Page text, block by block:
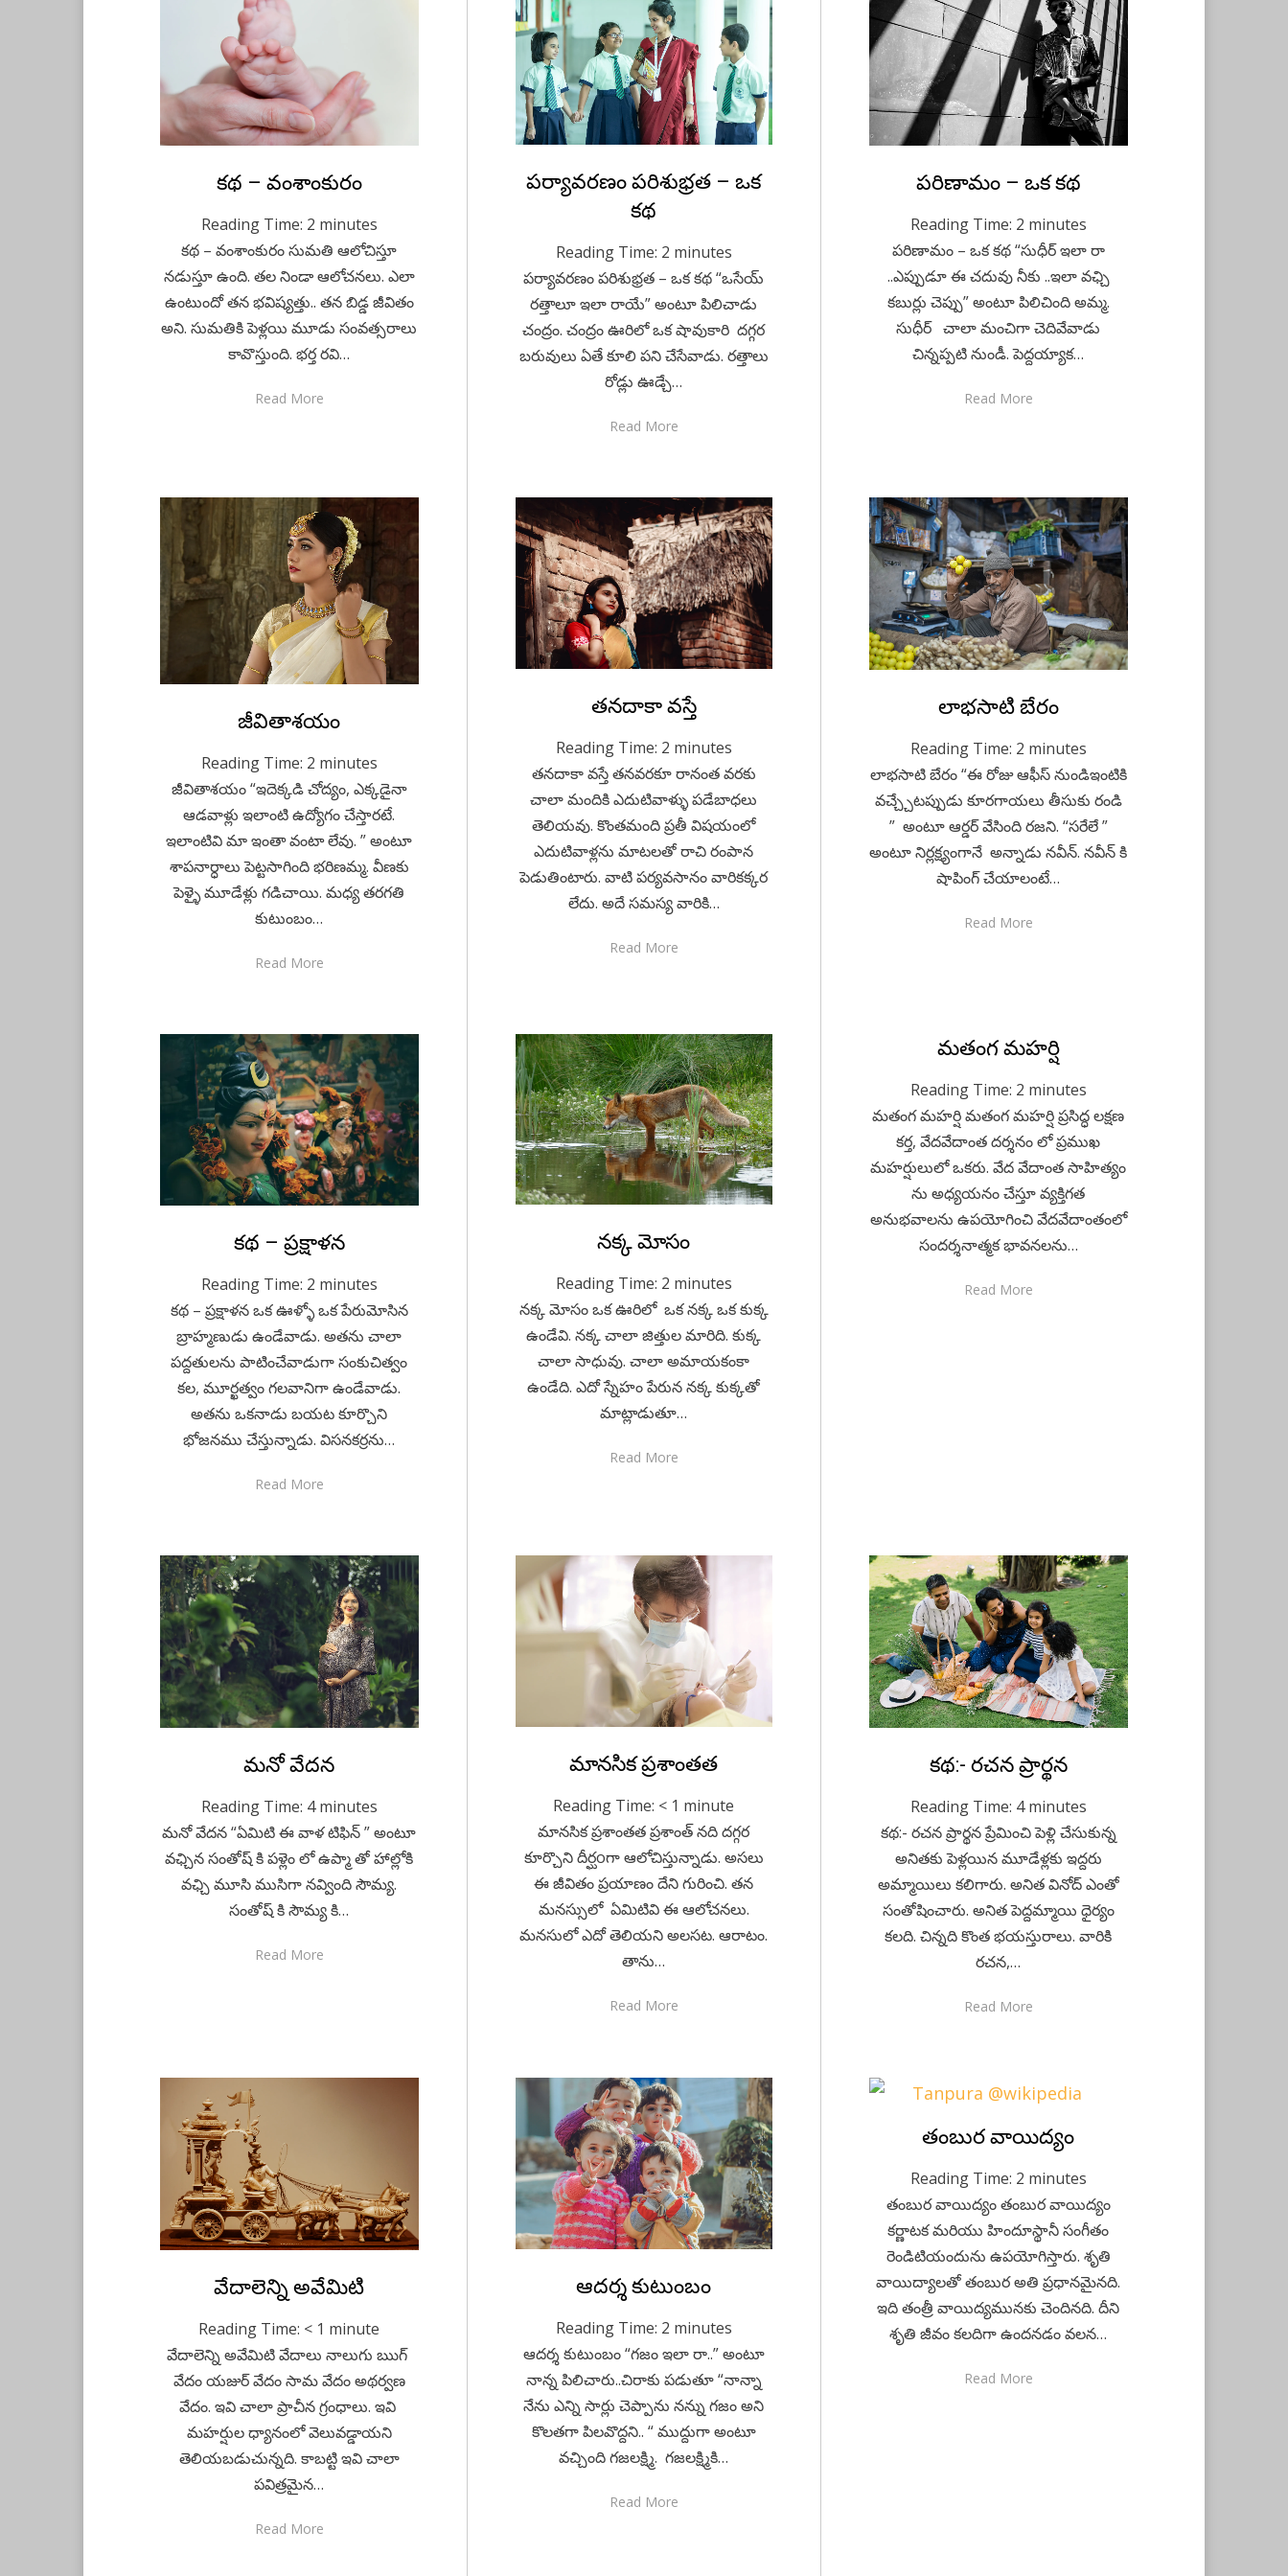
Posted
May 31, 2023
Telugu
కథ – వంశాంకురం
Reading Time: 2 minutes
కథ – వంశాంకురం సుమతి ఆలోచిస్తూ
నడుస్తూ ఉంది. తల నిండా ఆలోచనలు. ఎలా
ఉంటుందో తన భవిష్యత్తు.. తన బిడ్డ జీవితం
అని. సుమతికి పెళ్లయి మూడు సంవత్సరాలు
కావొస్తుంది. భర్త రవి…
Read More
PostedMay 24, 2023
Kids Stories
పర్యావరణం పరిశుభ్రత – ఒక
కథ
Reading Time: 2 minutes
పర్యావరణం పరిశుభ్రత – ఒక కథ “ఒసేయ్
రత్తాలూ ఇలా రాయే” అంటూ పిలిచాడు
చంద్రం. చంద్రం ఊరిలో ఒక షావుకారి దగ్గర
బరువులు ఏతే కూలి పని చేసేవాడు. రత్తాలు
రోడ్లు ఊడ్చే…
Read More
PostedMay 7, 2023
Telugu
పరిణామం – ఒక కథ
Reading Time: 2 minutes
పరిణామం – ఒక కథ “సుధీర్ ఇలా రా
..ఎప్పుడూ ఈ చదువు నీకు ..ఇలా వఛ్చి
కబుర్లు చెప్పు” అంటూ పిలిచింది అమ్మ.
సుధీర్ చాలా మంచిగా చెదివేవాడు
చిన్నప్పటి నుండీ. పెద్దయ్యాక…
Read More
Posted
April 30, 2023
Telugu
జీవితాశయం
Reading Time: 2 minutes
జీవితాశయం “ఇదెక్కడి చోద్యం, ఎక్కడైనా
ఆడవాళ్లు ఇలాంటి ఉద్యోగం చేస్తారటే.
ఇలాంటివి మా ఇంతా వంటా లేవు. ” అంటూ
శాపనార్ధాలు పెట్టసాగింది భరిణమ్మ. వీణకు
పెళ్ళై మూడేళ్లు గడిచాయి. మధ్య తరగతి
కుటుంబం…
Read More
Posted
April 17, 2023
Telugu
తనదాకా వస్తే
Reading Time: 2 minutes
తనదాకా వస్తే తనవరకూ రానంత వరకు
చాలా మందికి ఎదుటివాళ్ళు పడేబాధలు
తెలియవు. కొంతమంది ప్రతీ విషయంలో
ఎదుటివాళ్లను మాటలతో రాచి రంపాన
పెడుతింటారు. వాటి పర్యవసానం వారికక్కర
లేదు. అదే సమస్య వారికి…
Read More
Posted
April 14, 2023
Telugu
లాభసాటి బేరం
Reading Time: 2 minutes
లాభసాటి బేరం “ఈ రోజు ఆఫీస్ నుండిఇంటికి
వచ్చ్చేటప్పుడు కూరగాయలు తీసుకు రండి
” అంటూ ఆర్డర్ వేసింది రజని. “సరేలే ”
అంటూ నిర్లక్ష్యంగానే అన్నాడు నవీన్. నవీన్ కి
షాపింగ్ చేయాలంటే…
Read More
Posted
on
April 11, 2023
Kids Stories
కథ – ప్రక్షాళన
Reading Time: 2 minutes
కథ – ప్రక్షాళన ఒక ఊళ్ళో ఒక పేరుమోసిన
బ్రాహ్మణుడు ఉండేవాడు. అతను చాలా
పద్దతులను పాటించేవాడుగా సంకుచిత్వం
కల, మూర్ఖత్వం గలవానిగా ఉండేవాడు.
అతను ఒకనాడు బయట కూర్చొని
భోజనము చేస్తున్నాడు. విసనకర్రను…
Read More
PostedApril 6, 2023
Kids Stories
నక్క మోసం
Reading Time: 2 minutes
నక్క మోసం ఒక ఊరిలో ఒక నక్క ఒక కుక్క
ఉండేవి. నక్క చాలా జిత్తుల మారిది. కుక్క
చాలా సాధువు. చాలా అమాయకంకా
ఉండేది. ఎదో స్నేహం పేరున నక్క కుక్కతో
మాట్లాడుతూ…
Read More
Posted
April 3, 2023
Telugu
మతంగ మహర్షి
Reading Time: 2 minutes
మతంగ మహర్షి మతంగ మహర్షి ప్రసిద్ధ లక్షణ
కర్త, వేదవేదాంత దర్శనం లో ప్రముఖ
మహర్షులులో ఒకరు. వేద వేదాంత సాహిత్యం
ను అధ్యయనం చేస్తూ వ్యక్తిగత
అనుభవాలను ఉపయోగించి వేదవేదాంతంలో
సందర్శనాత్మక భావనలను…
Read More
Posted
March 31, 2023
Telugu
మనో వేదన
Reading Time: 4 minutes
మనో వేదన “ఏమిటి ఈ వాళ టిఫిన్ ” అంటూ
వఛ్చిన సంతోష్ కి పళ్లెం లో ఉప్మా తో హాల్లోకి
వఛ్చి మూసి ముసిగా నవ్వింది సౌమ్య.
సంతోష్ కి సౌమ్య కి…
Read More
Posted
on
March 27, 2023
Health
మానసిక ప్రశాంతత
Reading Time: < 1 minute
మానసిక ప్రశాంతత ప్రశాంత్ నది దగ్గర
కూర్చొని దీర్ఘoగా ఆలోచిస్తున్నాడు. అసలు
ఈ జీవితం ప్రయాణం దేని గురించి. తన
మనస్సులో ఏమిటివి ఈ ఆలోచనలు.
మనసులో ఎదో తెలియని అలసట. ఆరాటం.
తాను…
Read More
PostedMarch 20, 2023
Telugu
కథ:- రచన ప్రార్థన
Reading Time: 4 minutes
కథ:- రచన ప్రార్థన ప్రేమించి పెళ్లి చేసుకున్న
అనితకు పెళ్లయిన మూడేళ్లకు ఇద్దరు
అమ్మాయిలు కలిగారు. అనిత వినోద్ ఎంతో
సంతోషించారు. అనిత పెద్దమ్మాయి ధైర్యం
కలది. చిన్నది కొంత భయస్తురాలు. వారికి
రచన,…
Read More
Posted
on
March 13, 2023
Telugu
వేదాలెన్ని అవేమిటి
Reading Time: < 1 minute
వేదాలెన్ని అవేమిటి వేదాలు నాలుగు ఋగ్
వేదం యజుర్ వేదం సామ వేదం అథర్వణ
వేదం. ఇవి చాలా ప్రాచీన గ్రంధాలు. ఇవి
మహర్షుల ధ్యానంలో వెలువడ్డాయని
తెలియబడుచున్నది. కాబట్టి ఇవి చాలా
పవిత్రమైన…
Read More
Posted
March 10, 2023
English
ఆదర్శ కుటుంబం
Reading Time: 2 minutes
ఆదర్శ కుటుంబం “గజం ఇలా రా..” అంటూ
నాన్న పిలిచారు..చిరాకు పడుతూ “నాన్నా
నేను ఎన్ని సార్లు చెప్పాను నన్ను గజం అని
కొలతగా పిలవొద్దని.. “ ముద్దుగా అంటూ
వచ్చింది గజలక్ష్మి. గజలక్ష్మికి…
Read More
Posted
March 7, 2023
Telugu
తంబుర వాయిద్యం
Reading Time: 2 minutes
తంబుర వాయిద్యం తంబుర వాయిద్యం
కర్ణాటక మరియు హిందూస్థానీ సంగీతం
రెండిటియందును ఉపయోగిస్తారు. శృతి
వాయిద్యాలతో తంబుర అతి ప్రధానమైనది.
ఇది తంత్రీ వాయిద్యమునకు చెందినది. దీని
శృతి జీవం కలదిగా ఉందనడం వలన…
Read More